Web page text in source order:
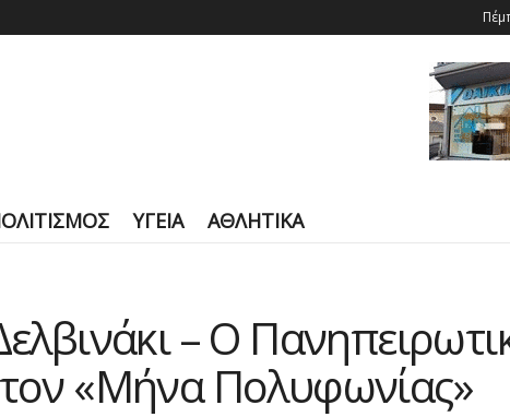
ΥΓΕΙΑ ΑΘΛΗΤΙΚΑ
– Ο
«Μήνα Πολυφωνίας»